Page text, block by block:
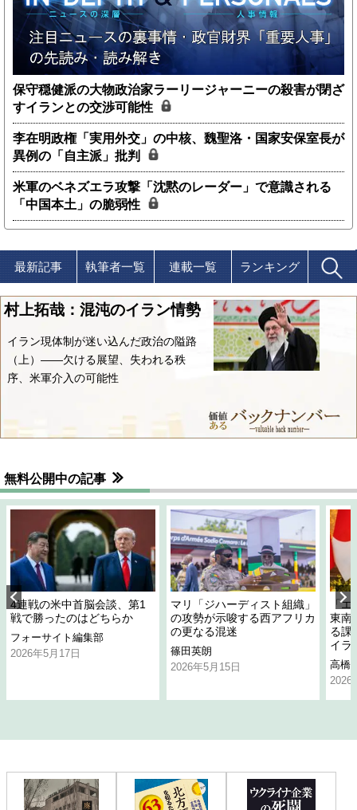
保守穏健派の大物政治家ラーリージャーニーの殺害が閉ざ
すイランとの交渉可能性
李在明政権「実用外交」の中核、魏聖洛・国家安保室長が
異例の「自主派」批判
米軍のベネズエラ攻撃「沈黙のレーダー」で意識される
「中国本土」の脆弱性
最新記事 執筆者一覧 連載一覧 ランキング
村上拓哉：混沌のイラン情勢
イラン現体制が迷い込んだ政治の隘路
（上）――欠ける展望、失われる秩
序、米軍介入の可能性
無料公開中の記事
4連戦の米中首脳会談、第1
戦で勝ったのはどちらか
フォーサイト編集部
2026年5月17日
マリ「ジハーディスト組織」
の攻勢が示唆する西アフリカ
の更なる混迷
篠田英朗
2026年5月15日
「
東南
る課
イラ
高橋
2026